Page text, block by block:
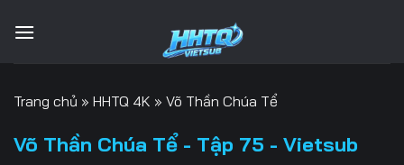
qua
Trang chủ » HHTQ 4K » Võ Thần Chúa Tể
Võ Thần Chúa Tể - Tập 75 - Vietsub